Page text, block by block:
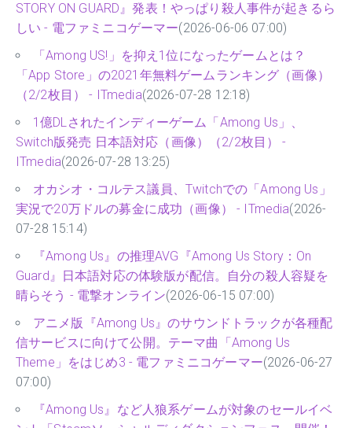
STORY ON GUARD』発表！やっぱり殺人事件が起きるら
しい - 電ファミニコゲーマー(2026-06-06 07:00)
「Among US!」を抑え1位になったゲームとは？
「App Store」の2021年無料ゲームランキング（画像）
（2/2枚目） - ITmedia(2026-07-28 12:18)
1億DLされたインディーゲーム「Among Us」、
Switch版発売 日本語対応（画像）（2/2枚目） -
ITmedia(2026-07-28 13:25)
オカシオ・コルテス議員、Twitchでの「Among Us」
実況で20万ドルの募金に成功（画像） - ITmedia(2026-
07-28 15:14)
『Among Us』の推理AVG『Among Us Story：On
Guard』日本語対応の体験版が配信。自分の殺人容疑を
晴らそう - 電撃オンライン(2026-06-15 07:00)
アニメ版『Among Us』のサウンドトラックが各種配
信サービスに向けて公開。テーマ曲「Among Us
Theme」をはじめ3 - 電ファミニコゲーマー(2026-06-27
07:00)
『Among Us』など人狼系ゲームが対象のセールイベ